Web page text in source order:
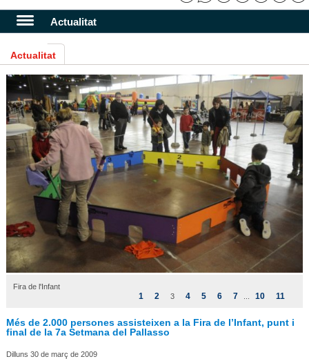
Actualitat
Actualitat
Fira de l'Infant
1 2 3 4 5 6 7 10 11
Més de 2.000 persones assisteixen a la Fira de l’Infant, punt i
final de la 7a Setmana del Pallasso
Dilluns 30 de març de 2009